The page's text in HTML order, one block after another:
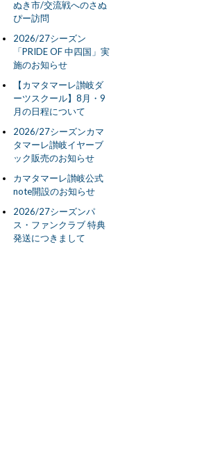
ぬき市/交流戦へのさぬ
ぴー訪問
2026/27シーズン
「PRIDE OF 中四国」実
施のお知らせ
【カマタマーレ讃岐ダ
ーツスクール】8月・9
月の日程について
2026/27シーズンカマ
タマーレ讃岐イヤーブ
ック販売のお知らせ
カマタマーレ讃岐公式
note開設のお知らせ
2026/27シーズンパ
ス・ファンクラブ 特典
発送につきまして